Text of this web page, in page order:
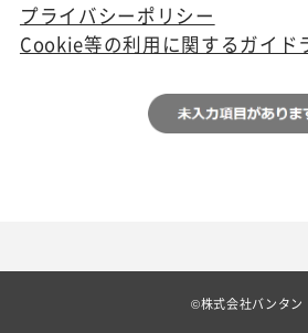
プライバシーポリシー
Cookie等の利用に関するガイド
©株式会社バンタン